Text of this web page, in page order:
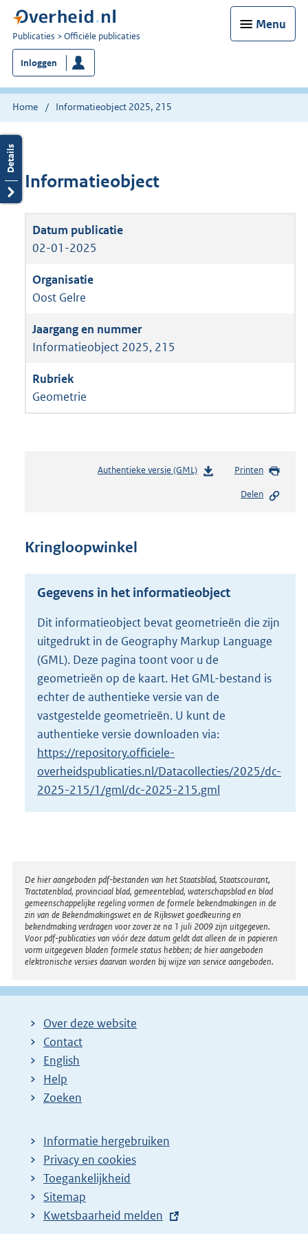
Menu
U
bent
nu
hier:
Publicaties Officiële publicaties
Inloggen
Home Informatieobject 2025, 215
Informatieobject
02-01-2025
Oost Gelre
Informatieobject 2025, 215
Geometrie
Authentieke versie (GML)b
s
r
o
t
t
e
2
K
b
Printen
Delen
Kringloopwinkel
Gegevens in het informatieobject
Dit informatieobject bevat geometrieën die zijn
uitgedrukt in de Geography Markup Language
(GML). Deze pagina toont voor u de
geometrieën op de kaart. Het GML-bestand is
echter de authentieke versie van de
vastgestelde geometrieën. U kunt de
authentieke versie downloaden via:
https://repository.officiele-
overheidspublicaties.nl/Datacollecties/2025/dc-
2025-215/1/gml/dc-2025-215.gml
Disclaimer
De hier aangeboden pdf-bestanden van het Staatsblad, Staatscourant,
Tractatenblad, provinciaal blad, gemeenteblad, waterschapsblad en blad
gemeenschappelijke regeling vormen de formele bekendmakingen in de
zin van de Bekendmakingswet en de Rijkswet goedkeuring en
bekendmaking verdragen voor zover ze na 1 juli 2009 zijn uitgegeven.
Voor pdf-publicaties van vóór deze datum geldt dat alleen de in papieren
vorm uitgegeven bladen formele status hebben; de hier aangeboden
elektronische versies daarvan worden bij wijze van service aangeboden.
Over deze website
Contact
English
Help
Zoeken
Informatie hergebruiken
Privacy en cookies
Toegankelijkheid
Sitemap
E
Kwetsbaarheid melden